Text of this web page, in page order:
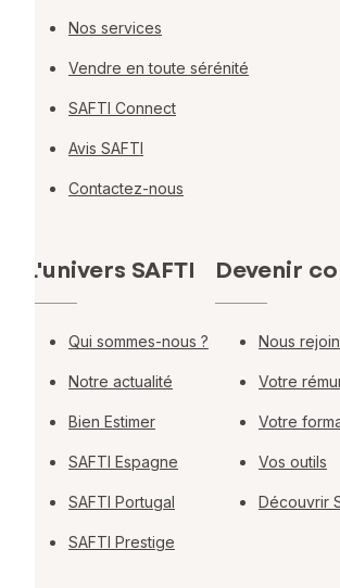
Nos services
Vendre en toute sérénité
SAFTI Connect
Avis SAFTI
Contactez-nous
L'univers SAFTI
Qui sommes-nous ?
Notre actualité
Bien Estimer
SAFTI Espagne
SAFTI Portugal
SAFTI Prestige
Devenir
Nous
Votre
Votre
Vos outils
Découvrir